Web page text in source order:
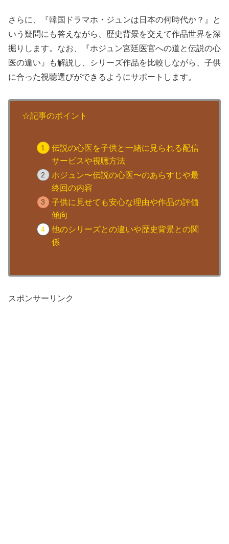
さらに、『韓国ドラマホ・ジュンは日本の何時代か？』と
いう疑問にも答えながら、歴史背景を交えて作品世界を深
掘りします。なお、『ホジュン宮廷医官への道と伝説の心
医の違い』も解説し、シリーズ作品を比較しながら、子供
に合った視聴選びができるようにサポートします。
☆記事のポイント
伝説の心医を子供と一緒に見られる配信
サービスや視聴方法
ホジュン〜伝説の心医〜のあらすじや最
終回の内容
子供に見せても安心な理由や作品の評価
傾向
他のシリーズとの違いや歴史背景との関
係
スポンサーリンク